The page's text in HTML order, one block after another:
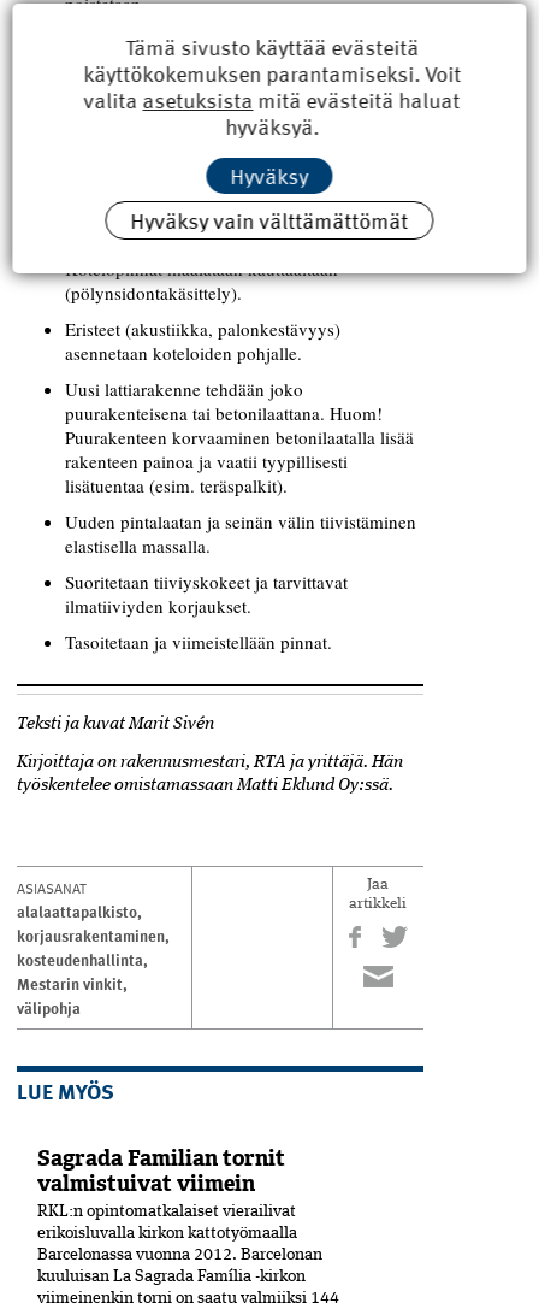
Pinnat puhdistetaan mekaanisesti
hiekkapuhaltamalla ja/tai liekittämällä
nestekaasupolttimella, lopuksi pinnat
imuroidaan.
rakenne kuivatetaan.
Tarvittaessa alalaatan ja seinärakenteen välisten
liitosten tiivistäminen tiivistyskorjauksella.
Kotelopinnat maalataan kauttaaltaan
(pölynsidontakäsittely).
Eristeet (akustiikka, palonkestävyys)
asennetaan koteloiden pohjalle.
Uusi lattiarakenne tehdään joko
puurakenteisena tai­ ­betonilaattana. Huom!
Puurakenteen korvaaminen betonilaatalla lisää
rakenteen painoa ja vaatii tyypillisesti
lisätuentaa (esim. teräspalkit).
Uuden pintalaatan ja seinän välin tiivistäminen
elastisella massalla.
Suoritetaan tiiviyskokeet ja tarvittavat
ilmatiiviyden korjaukset.
Tasoitetaan ja viimeistellään pinnat.
Teksti ja kuvat Marit Sivén
Kirjoittaja on rakennusmestari, RTA ja yrittäjä. Hän
työskentelee omistamassaan Matti Eklund Oy:ssä.
ASIASANAT
alalaattapalkisto,
korjausrakentaminen,
kosteudenhallinta,
Mestarin vinkit,
välipohja
Jaa
artikkeli
LUE MYÖS
Sagrada Familian tornit
valmistuivat viimein
RKL:n opintomatkalaiset vierailivat
erikoisluvalla kirkon kattotyömaalla
Barcelonassa vuonna 2012. Barcelonan
kuuluisan La Sagrada Família -kirkon
viimeinenkin torni on saatu valmiiksi­ 144
Tämä sivusto käyttää evästeitä
käyttökokemuksen parantamiseksi. Voit
valita asetuksista mitä evästeitä haluat
hyväksyä.
Hyväksy
Hyväksy vain välttämättömät